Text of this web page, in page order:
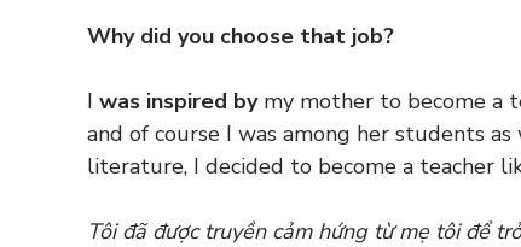
Why did you choose that job?
I was inspired bymy mother to become a
and of course I was among her students as
literature, I decided to become a teacher
Tôi đã được truyền cảm hứng từ mẹ tôi để